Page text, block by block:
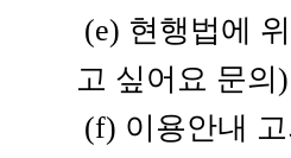
(e) 현행법에
고 싶어요 문의
(f) 이용안내